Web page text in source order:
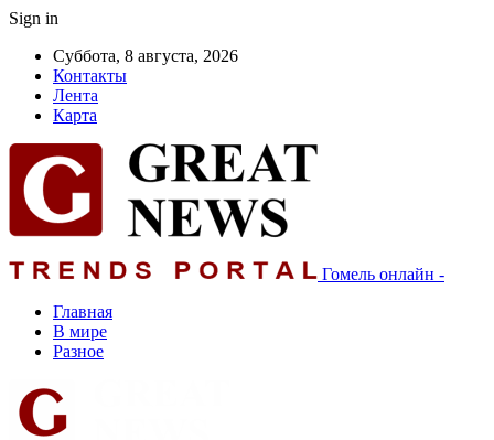
Sign in
Суббота, 8 августа, 2026
Контакты
Лента
Карта
Гомель онлайн -
Главная
В мире
Разное